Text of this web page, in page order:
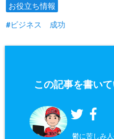
お役立ち情報
ビジネス 成功
この記事を書い
鬱に苦しみ